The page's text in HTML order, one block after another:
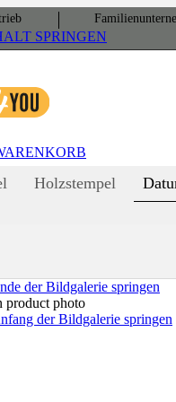
SPRINGEN
Holzstempel
der Bildgalerie springen
der Bildgalerie springen